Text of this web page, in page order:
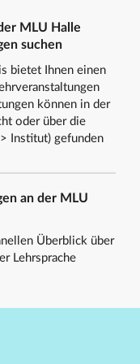
MLU Halle
suchen
bietet Ihnen einen
können in der
oder über die
Institut) gefunden
an der MLU
Überblick über
Lehrsprache